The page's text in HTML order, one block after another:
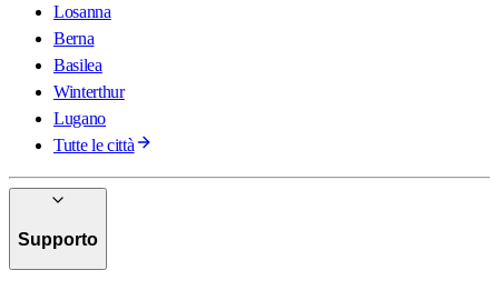
Losanna
Berna
Basilea
Winterthur
Lugano
Tutte le città
Supporto